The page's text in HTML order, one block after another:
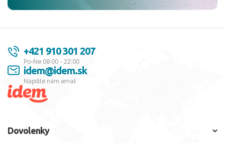
+421 910 301 207
Po-Ne 08:00 - 22:00
idem@idem.sk
Napíšte nám email
Dovolenky